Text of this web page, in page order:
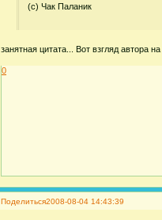
(c) Чак Паланик
занятная цитата... Вот взгляд автора
0
Поделиться2008-08-04 14:43:39